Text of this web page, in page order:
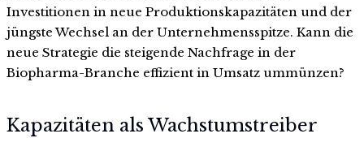
Investitionen in neue Produktionskapazitäten und der
jüngste Wechsel an der Unternehmensspitze. Kann die
neue Strategie die steigende Nachfrage in der
Biopharma-Branche effizient in Umsatz ummünzen?
Kapazitäten als Wachstumstreiber